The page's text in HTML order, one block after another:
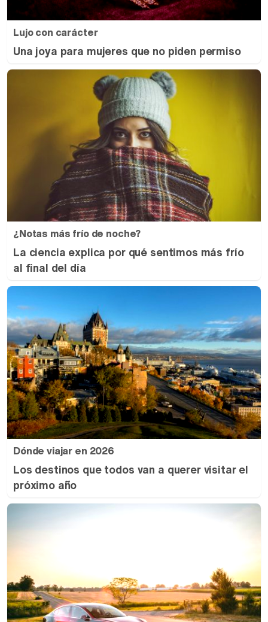
Lujo con carácter
Una joya para mujeres que no piden permiso
¿Notas más frío de noche?
La ciencia explica por qué sentimos más frío
al final del día
Dónde viajar en 2026
Los destinos que todos van a querer visitar el
próximo año